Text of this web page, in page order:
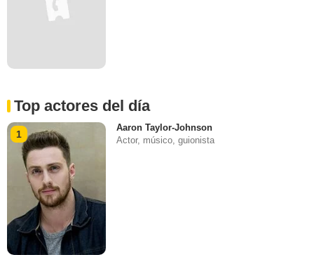
Top actores del día
1
Aaron Taylor-Johnson
Actor, músico, guionista